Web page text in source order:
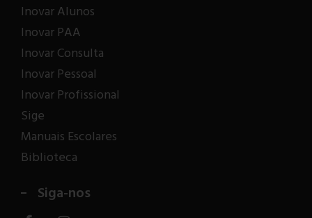
Inovar Alunos
Inovar PAA
Inovar Consulta
Inovar Pessoal
Inovar Profissional
Sige
Manuais Escolares
Biblioteca
Siga-nos